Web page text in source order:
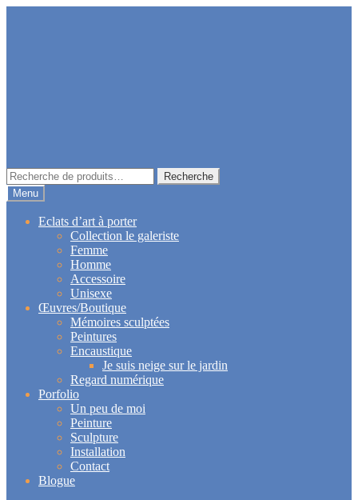
Recherche
pour :
Recherche
Menu
Eclats d’art à porter
Collection le galeriste
Femme
Homme
Accessoire
Unisexe
Œuvres/Boutique
Mémoires sculptées
Peintures
Encaustique
Je suis neige sur le jardin
Regard numérique
Porfolio
Un peu de moi
Peinture
Sculpture
Installation
Contact
Blogue